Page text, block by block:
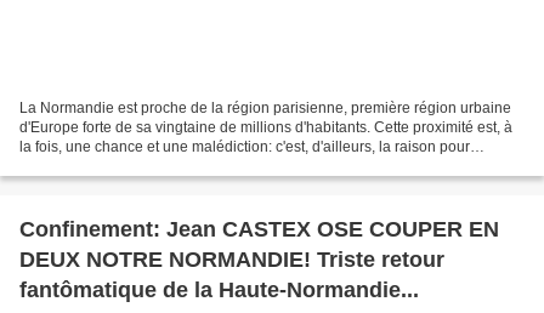
La Normandie est proche de la région parisienne, première région urbaine
d'Europe forte de sa vingtaine de millions d'habitants. Cette proximité est, à
la fois, une chance et une malédiction: c'est, d'ailleurs, la raison pour
Confinement: Jean CASTEX OSE COUPER EN
DEUX NOTRE NORMANDIE! Triste retour
fantômatique de la Haute-Normandie...